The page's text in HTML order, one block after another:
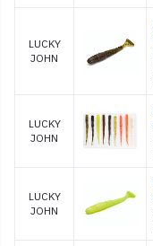
LUCKY
JOHN
LUCKY
JOHN
LUCKY
JOHN